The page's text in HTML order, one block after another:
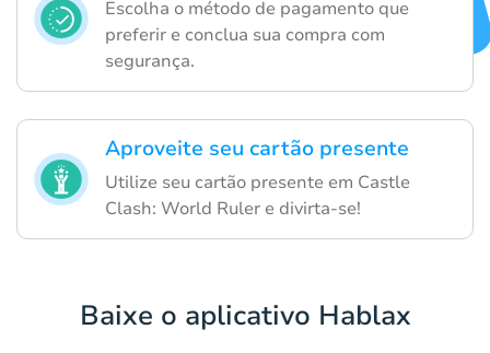
Escolha o método de pagamento que
preferir e conclua sua compra com
segurança.
Aproveite seu cartão presente
Utilize seu cartão presente em Castle
Clash: World Ruler e divirta-se!
Baixe o aplicativo Hablax